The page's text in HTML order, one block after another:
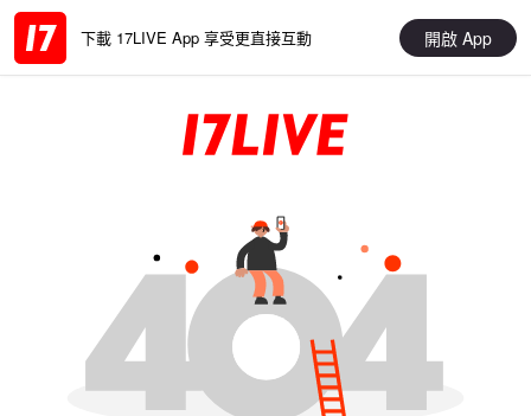
下載 17LIVE App 享受更直接互動 開啟 App